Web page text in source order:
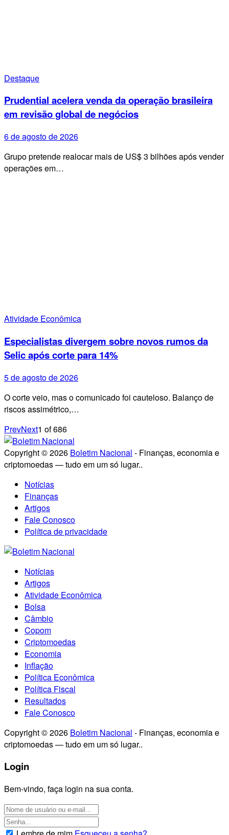
Destaque
Prudential acelera venda da operação brasileira
em revisão global de negócios
6 de agosto de 2026
Grupo pretende realocar mais de US$ 3 bilhões após vender
operações em…
Atividade Econômica
Especialistas divergem sobre novos rumos da
Selic após corte para 14%
5 de agosto de 2026
O corte veio, mas o comunicado foi cauteloso. Balanço de
riscos assimétrico,…
PrevNext1 of686
Copyright © 2026 Boletim Nacional - Finanças, economia e
criptomoedas — tudo em um só lugar..
Notícias
Finanças
Artigos
Fale Conosco
Política de privacidade
Notícias
Artigos
Atividade Econômica
Bolsa
Câmbio
Copom
Criptomoedas
Economia
Inflação
Política Econômica
Política Fiscal
Resultados
Fale Conosco
Copyright © 2026 Boletim Nacional - Finanças, economia e
criptomoedas — tudo em um só lugar..
Login
Bem-vindo, faça login na sua conta.